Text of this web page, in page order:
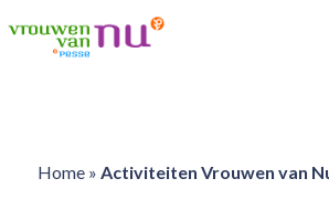
Home» Activiteiten Vrouwen van